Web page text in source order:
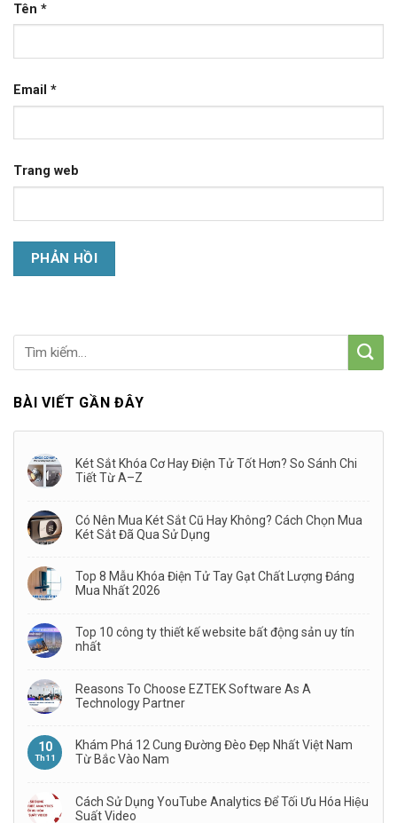
BÀI VIẾT GẦN ĐÂY
Két Sắt Khóa Cơ Hay Điện Tử Tốt Hơn? So Sánh Chi
Tiết Từ A–Z
Có Nên Mua Két Sắt Cũ Hay Không? Cách Chọn Mua
Két Sắt Đã Qua Sử Dụng
Top 8 Mẫu Khóa Điện Tử Tay Gạt Chất Lượng Đáng
Mua Nhất 2026
Top 10 công ty thiết kế website bất động sản uy tín
nhất
Reasons To Choose EZTEK Software As A
Technology Partner
10
Th11
Khám Phá 12 Cung Đường Đèo Đẹp Nhất Việt Nam
Từ Bắc Vào Nam
Cách Sử Dụng YouTube Analytics Để Tối Ưu Hóa Hiệu
Suất Video
Tên *
Email *
Trang web